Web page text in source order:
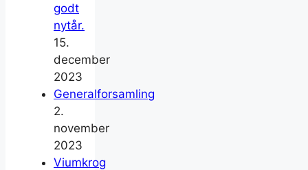
godt
nytår.
15.
december
2023
Generalforsamling
2.
november
2023
Viumkrog